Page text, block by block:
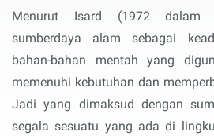
Menurut Isard (1972 dalam
sumberdaya alam sebagai
bahan-bahan mentah yang
memenuhi kebutuhan dan
Jadi yang dimaksud dengan
segala sesuatu yang ada di